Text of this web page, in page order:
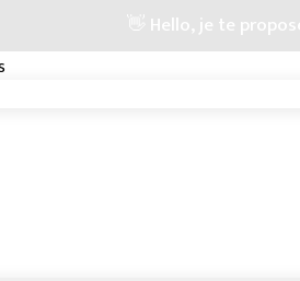
👋 Hello, je te